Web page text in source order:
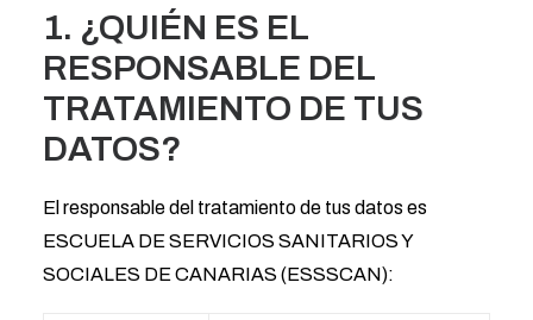
1. ¿QUIÉN ES EL
RESPONSABLE DEL
TRATAMIENTO DE TUS
DATOS?
El responsable del tratamiento de tus datos es
ESCUELA DE SERVICIOS SANITARIOS Y
SOCIALES DE CANARIAS (ESSSCAN):